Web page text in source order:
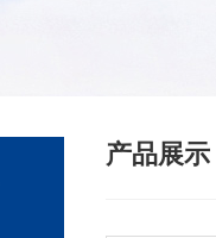
产品展示